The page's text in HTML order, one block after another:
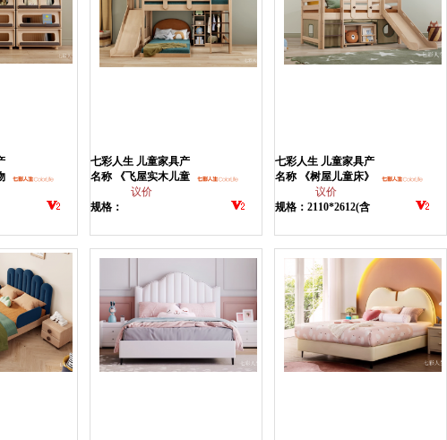
七彩人生 儿童家具产
品
名称 《飞屋实木儿童
议价
规格：
七彩人生 儿童家具产
品
名称 《树屋儿童床》
议价
规格：2110*2612(含